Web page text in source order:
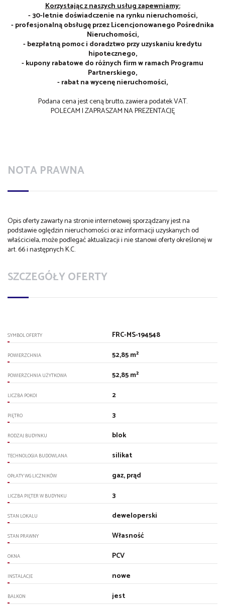
Korzystając z naszych usług zapewniamy:
- 30-letnie doświadczenie na rynku nieruchomości,
- profesjonalną obsługę przez Licencjonowanego Pośrednika
Nieruchomości,
- bezpłatną pomoc i doradztwo przy uzyskaniu kredytu
hipotecznego,
- kupony rabatowe do różnych firm w ramach Programu
Partnerskiego,
- rabat na wycenę nieruchomości,
Podana cena jest ceną brutto, zawiera podatek VAT.
POLECAM I ZAPRASZAM NA PREZENTACJĘ
NOTA PRAWNA
Opis oferty zawarty na stronie internetowej sporządzany jest na
podstawie oględzin nieruchomości oraz informacji uzyskanych od
właściciela, może podlegać aktualizacji i nie stanowi oferty określonej w
art. 66 i następnych K.C.
SZCZEGÓŁY OFERTY
SYMBOL OFERTY FRC-MS-194548
POWIERZCHNIA 52,85 m²
POWIERZCHNIA UŻYTKOWA 52,85 m²
LICZBA POKOI 2
PIĘTRO 3
RODZAJ BUDYNKU blok
TECHNOLOGIA BUDOWLANA silikat
OPŁATY WG LICZNIKÓW gaz, prąd
LICZBA PIĘTER W BUDYNKU 3
STAN LOKALU deweloperski
STAN PRAWNY Własność
OKNA PCV
INSTALACJE nowe
BALKON jest